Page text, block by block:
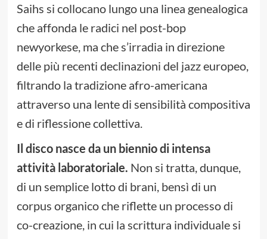
Saihs si collocano lungo una linea genealogica
che affonda le radici nel post-bop
newyorkese, ma che s’irradia in direzione
delle più recenti declinazioni del jazz europeo,
filtrando la tradizione afro-americana
attraverso una lente di sensibilità compositiva
e di riflessione collettiva.
Il disco nasce da un biennio di intensa
attività laboratoriale. Non si tratta, dunque,
di un semplice lotto di brani, bensì di un
corpus organico che riflette un processo di
co-creazione, in cui la scrittura individuale si